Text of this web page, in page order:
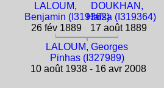
LALOUM,
Benjamin (I319362)
26 fév 1889
DOUKHAN,
Hafsa (I319364)
17 août 1889
LALOUM, Georges
Pinhas (I327989)
10 août 1938 - 16 avr 2008